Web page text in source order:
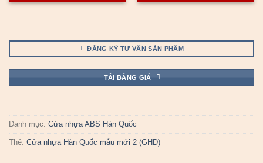
ĐĂNG KÝ TƯ VẤN SẢN PHẨM
TẢI BẢNG GIÁ
Danh mục: Cửa nhựa ABS Hàn Quốc
Thẻ: Cửa nhựa Hàn Quốc mẫu mới 2 (GHD)